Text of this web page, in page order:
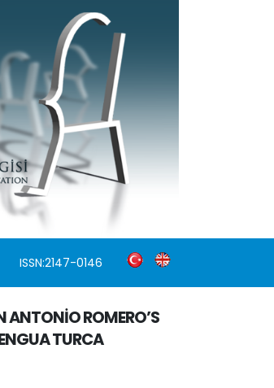
ISSN:2147-0146
ANTONİO ROMERO’S
TURCA